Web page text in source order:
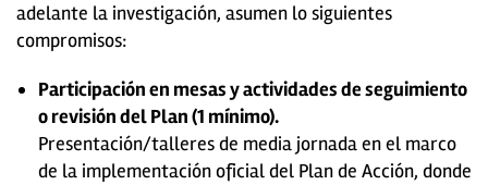
adelante la investigación, asumen lo siguientes
compromisos:
Participación en mesas y actividades de seguimiento
o revisión del Plan (1 mínimo).
Presentación/talleres de media jornada en el marco
de la implementación oficial del Plan de Acción, donde